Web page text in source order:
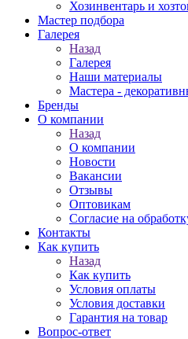
Хозинвентарь и
Мастер подбора
Галерея
Назад
Галерея
Наши материалы
Мастера -
Бренды
О компании
Назад
О компании
Новости
Вакансии
Отзывы
Оптовикам
Cогласие на
Контакты
Как купить
Назад
Как купить
Условия оплаты
Условия доставки
Гарантия на товар
Вопрос-ответ